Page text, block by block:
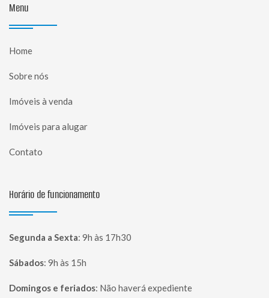
Menu
Home
Sobre nós
Imóveis à venda
Imóveis para alugar
Contato
Horário de funcionamento
Segunda a Sexta: 9h às 17h30
Sábados: 9h às 15h
Domingos e feriados: Não haverá expediente